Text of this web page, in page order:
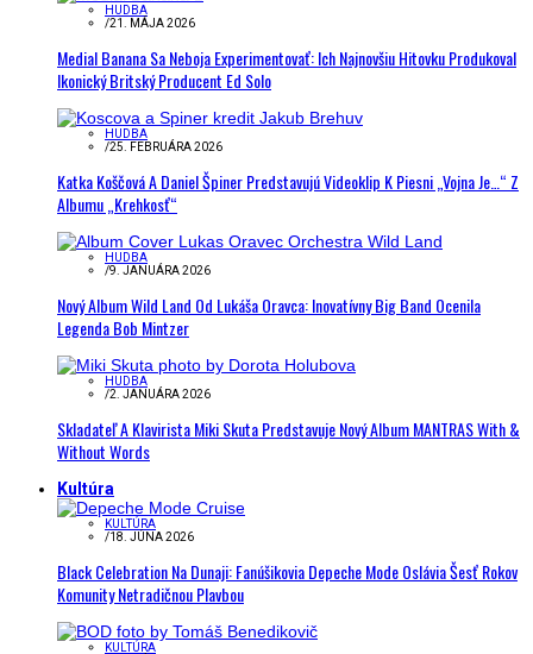
HUDBA
/21. MÁJA 2026
Medial Banana Sa Neboja Experimentovať: Ich Najnovšiu Hitovku Produkoval
Ikonický Britský Producent Ed Solo
HUDBA
/25. FEBRUÁRA 2026
Katka Koščová A Daniel Špiner Predstavujú Videoklip K Piesni „Vojna Je…“ Z
Albumu „Krehkosť“
HUDBA
/9. JANUÁRA 2026
Nový Album Wild Land Od Lukáša Oravca: Inovatívny Big Band Ocenila
Legenda Bob Mintzer
HUDBA
/2. JANUÁRA 2026
Skladateľ A Klavirista Miki Skuta Predstavuje Nový Album MANTRAS With &
Without Words
Kultúra
KULTÚRA
/18. JÚNA 2026
Black Celebration Na Dunaji: Fanúšikovia Depeche Mode Oslávia Šesť Rokov
Komunity Netradičnou Plavbou
KULTÚRA